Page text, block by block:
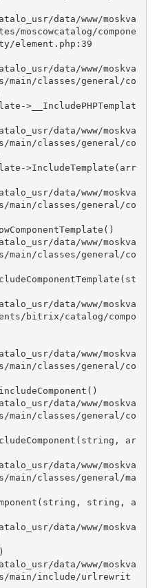
compone
element.php:39
classes/general/co
>__IncludePHPTemplat
classes/general/co
>IncludeTemplate(arr
classes/general/co
classes/general/co
bitrix/catalog/compo
classes/general/co
classes/general/co
ar
classes/general/ma
string, a
main/include/urlrewrit